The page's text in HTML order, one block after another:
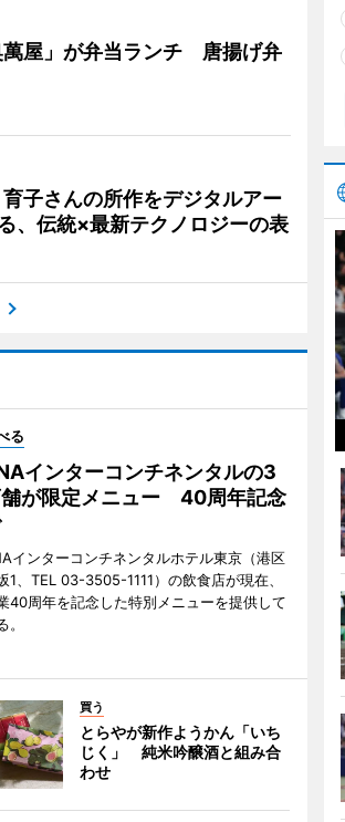
萬屋」が弁当ランチ 唐揚げ弁
子さんの所作をデジタルアー
、伝統×最新テクノロジーの表
る
インターコンチネンタルの3
舗が限定メニュー 40周年記念
インターコンチネンタルホテル東京（港区
1、TEL 03-3505-1111）の飲食店が現在、
40周年を記念した特別メニューを提供して
。
買う
とらやが新作ようかん「いち
じく」 純米吟醸酒と組み合
わせ